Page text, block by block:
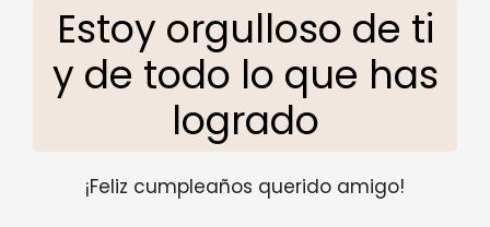
Estoy orgulloso de ti
y de todo lo que has
logrado
¡Feliz cumpleaños querido amigo!